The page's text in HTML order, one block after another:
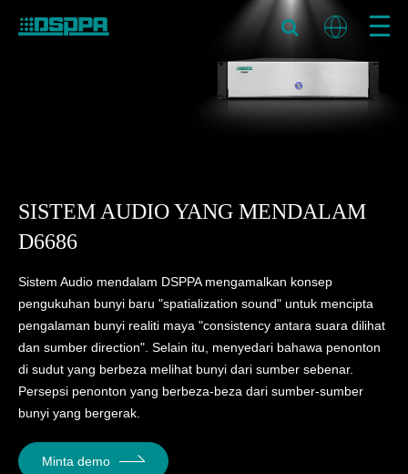
SISTEM AUDIO YANG MENDALAM
D6686
Sistem Audio mendalam DSPPA mengamalkan konsep
pengukuhan bunyi baru "spatialization sound" untuk mencipta
pengalaman bunyi realiti maya "consistency antara suara dilihat
dan sumber direction". Selain itu, menyedari bahawa penonton
di sudut yang berbeza melihat bunyi dari sumber sebenar.
Persepsi penonton yang berbeza-beza dari sumber-sumber
bunyi yang bergerak.
Minta demo